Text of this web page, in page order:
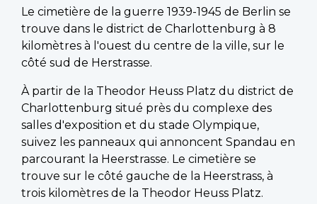
Le cimetière de la guerre 1939-1945 de Berlin se
trouve dans le district de Charlottenburg à 8
kilomètres à l'ouest du centre de la ville, sur le
côté sud de Herstrasse.
À partir de la Theodor Heuss Platz du district de
Charlottenburg situé près du complexe des
salles d'exposition et du stade Olympique,
suivez les panneaux qui annoncent Spandau en
parcourant la Heerstrasse. Le cimetière se
trouve sur le côté gauche de la Heerstrass, à
trois kilomètres de la Theodor Heuss Platz.